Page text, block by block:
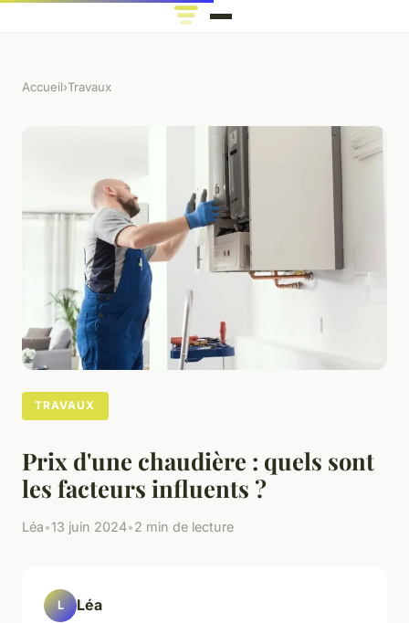
Accueil›Travaux
TRAVAUX
Prix d'une chaudière : quels sont
les facteurs influents ?
Léa•13 juin 2024•2 min de lecture
L Léa